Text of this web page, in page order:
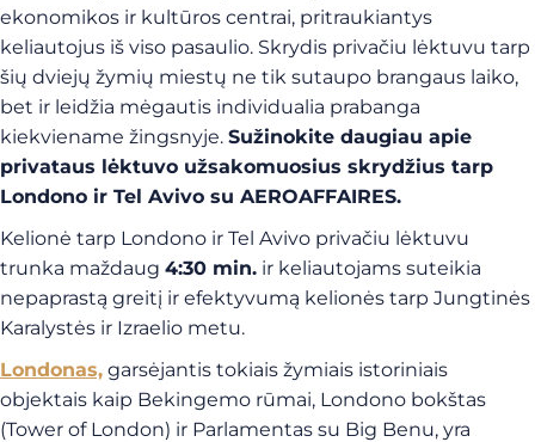
ekonomikos ir kultūros centrai, pritraukiantys
keliautojus iš viso pasaulio. Skrydis privačiu lėktuvu tarp
šių dviejų žymių miestų ne tik sutaupo brangaus laiko,
bet ir leidžia mėgautis individualia prabanga
kiekviename žingsnyje. Sužinokite daugiau apie
privataus lėktuvo užsakomuosius skrydžius tarp
Londono ir Tel Avivo su AEROAFFAIRES.
Kelionė tarp Londono ir Tel Avivo privačiu lėktuvu
trunka maždaug 4:30 min. ir keliautojams suteikia
nepaprastą greitį ir efektyvumą kelionės tarp Jungtinės
Karalystės ir Izraelio metu.
Londonas, garsėjantis tokiais žymiais istoriniais
objektais kaip Bekingemo rūmai, Londono bokštas
(Tower of London) ir Parlamentas su Big Benu, yra